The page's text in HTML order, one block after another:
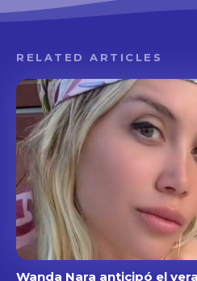
RELATED ARTICLES
Wanda Nara anticipó el